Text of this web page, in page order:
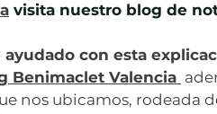
visita nuestro blog de
ayudado con esta
Benimaclet Valencia
nos ubicamos, rodeada